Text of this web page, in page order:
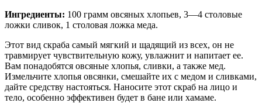
Ингредиенты: 100 грамм овсяных хлопьев, 3—4 столовые
ложки сливок, 1 столовая ложка меда.
Этот вид скраба самый мягкий и щадящий из всех, он не
травмирует чувствительную кожу, увлажнит и напитает ее.
Вам понадобятся овсяные хлопья, сливки, а также мед.
Измельчите хлопья овсянки, смешайте их с медом и сливками,
дайте средству настояться. Наносите этот скраб на лицо и
тело, особенно эффективен будет в бане или хамаме.